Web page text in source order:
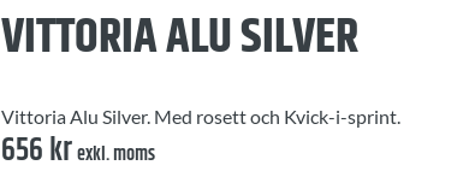
VITTORIA ALU SILVER
Vittoria Alu Silver. Med rosett och Kvick-i-sprint.
656krexkl. moms